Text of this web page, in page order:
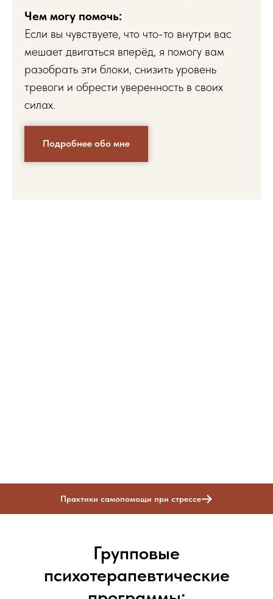
Чем могу помочь:
Если вы чувствуете, что что-то внутри вас
мешает двигаться вперёд, я помогу вам
разобрать эти блоки, снизить уровень
тревоги и обрести уверенность в своих
силах.
Подробнее обо мне
Практики самопомощи при стрессе
Групповые
психотерапевтические